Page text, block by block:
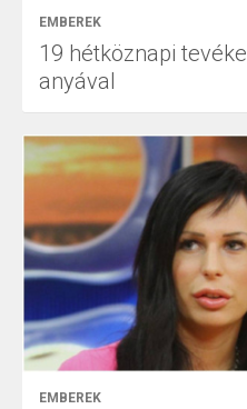
EMBEREK
19 hétköznapi
anyával
EMBEREK